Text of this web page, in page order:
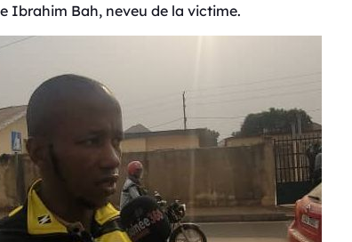
Ibrahim Bah, neveu de la victime.